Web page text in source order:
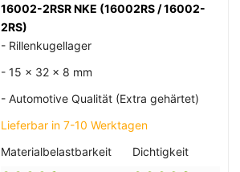
16002-2RSR NKE (16002RS / 16002-
2RS)
- Rillenkugellager
- 15 x 32 x 8 mm
- Automotive Qualität (Extra gehärtet)
Lieferbar in 7-10 Werktagen
Materialbelastbarkeit
Dichtigkeit